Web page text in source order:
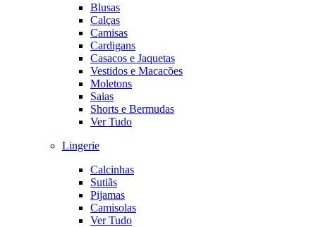
Blusas
Calças
Camisas
Cardigans
Casacos e Jaquetas
Vestidos e Macacões
Moletons
Saias
Shorts e Bermudas
Ver Tudo
Lingerie
Calcinhas
Sutiãs
Pijamas
Camisolas
Ver Tudo